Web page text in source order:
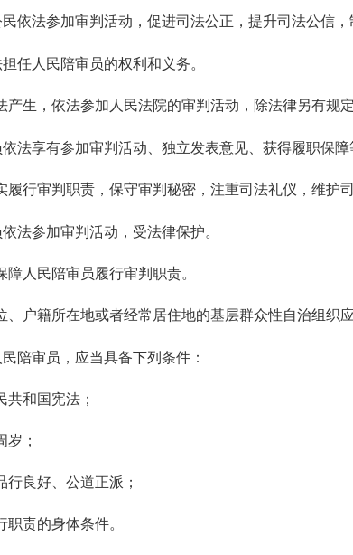
依法参加审判活动，促进司法公正，提升司法公信，
任人民陪审员的权利和义务。
产生，依法参加人民法院的审判活动，除法律另有规
依法享有参加审判活动、独立发表意见、获得履职保障
履行审判职责，保守审判秘密，注重司法礼仪，维护司
法参加审判活动，受法律保护。
障人民陪审员履行审判职责。
、户籍所在地或者经常居住地的基层群众性自治组织
陪审员，应当具备下列条件：
共和国宪法；
岁；
行良好、公道正派；
职责的身体条件。